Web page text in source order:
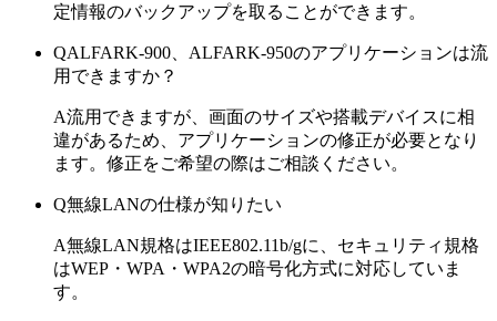
定情報のバックアップを取ることができます。
QALFARK-900、ALFARK-950のアプリケーションは流
用できますか？
A流用できますが、画面のサイズや搭載デバイスに相
違があるため、アプリケーションの修正が必要となり
ます。修正をご希望の際はご相談ください。
Q無線LANの仕様が知りたい
A無線LAN規格はIEEE802.11b/gに、セキュリティ規格
はWEP・WPA・WPA2の暗号化方式に対応していま
す。